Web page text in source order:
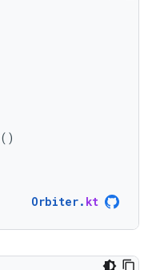
()
Orbiter. kt